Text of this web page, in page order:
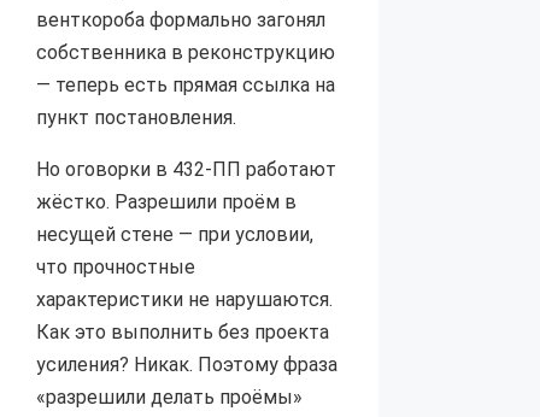
венткороба формально загонял
собственника в реконструкцию
— теперь есть прямая ссылка на
пункт постановления.
Но оговорки в 432-ПП работают
жёстко. Разрешили проём в
несущей стене — при условии,
что прочностные
характеристики не нарушаются.
Как это выполнить без проекта
усиления? Никак. Поэтому фраза
«разрешили делать проёмы»